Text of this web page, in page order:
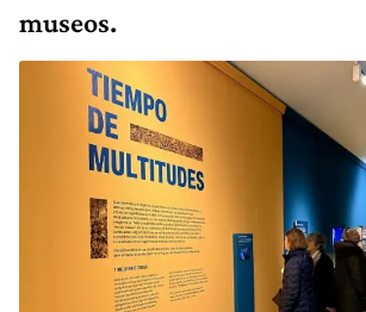
museos.